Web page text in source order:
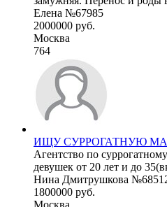
Елена №67985
2000000 руб.
Москва
764
ИЩУ СУРРОГАТНУЮ
Агентство по
девушек от 20 лет и до
Нина Дмитрушкова
1800000 руб.
Москва